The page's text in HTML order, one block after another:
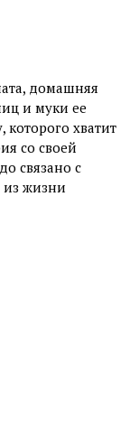
домашняя
и муки ее
хватит
со своей
связано с
жизни